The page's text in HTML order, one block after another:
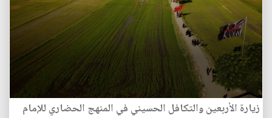
زيارة الأربعين والتكافل الحسيني في المنهج الحضاري للإمام